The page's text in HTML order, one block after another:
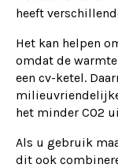
heeft
Het kan helpen
omdat de
een cv-ketel.
het minder CO2
Als u gebruik
dit ook